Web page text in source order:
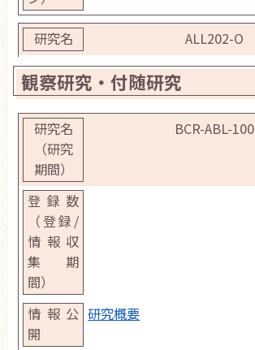
ALL202-O
C000000063
観察研究・付随研究
BCR-ABL-100
研究概要